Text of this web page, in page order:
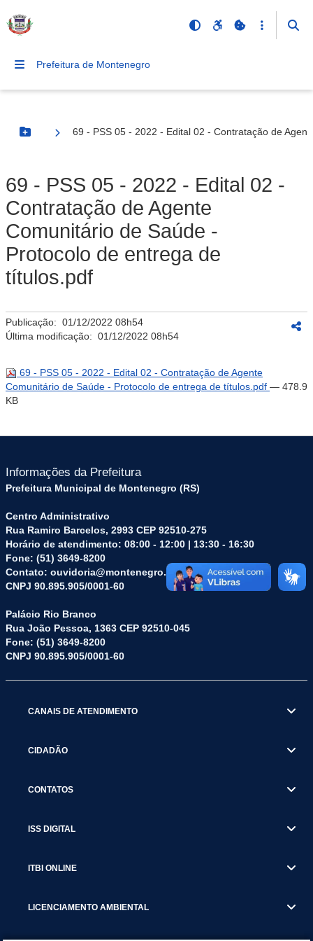
Prefeitura de Montenegro
Botão Menu
69 - PSS 05 - 2022 - Edital 02 - Contratação de
69 - PSS 05 - 2022 - Edital 02 -
Contratação de Agente
Comunitário de Saúde -
Protocolo de entrega de
títulos.pdf
Publicação: 01/12/2022 08h54
Última modificação: 01/12/2022 08h54
69 - PSS 05 - 2022 - Edital 02 - Contratação de Agente
Comunitário de Saúde - Protocolo de entrega de títulos.pdf — 478.9
KB
Informações da Prefeitura
Prefeitura Municipal de Montenegro (RS)
Centro Administrativo
Rua Ramiro Barcelos, 2993 CEP 92510-275
Horário de atendimento: 08:00 - 12:00 | 13:30 - 16:30
Fone: (51) 3649-8200
Contato: ouvidoria@montenegro.rs.gov.br
CNPJ 90.895.905/0001-60
Palácio Rio Branco
Rua João Pessoa, 1363 CEP 92510-045
Fone: (51) 3649-8200
CNPJ 90.895.905/0001-60
CANAIS DE ATENDIMENTO
CIDADÃO
CONTATOS
ISS DIGITAL
ITBI ONLINE
LICENCIAMENTO AMBIENTAL